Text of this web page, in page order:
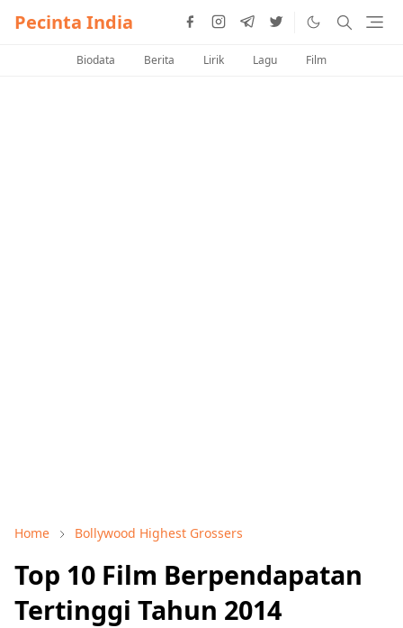
Pecinta India
Biodata Berita Lirik Lagu Film
Home Bollywood Highest Grossers
Top 10 Film Berpendapatan
Tertinggi Tahun 2014